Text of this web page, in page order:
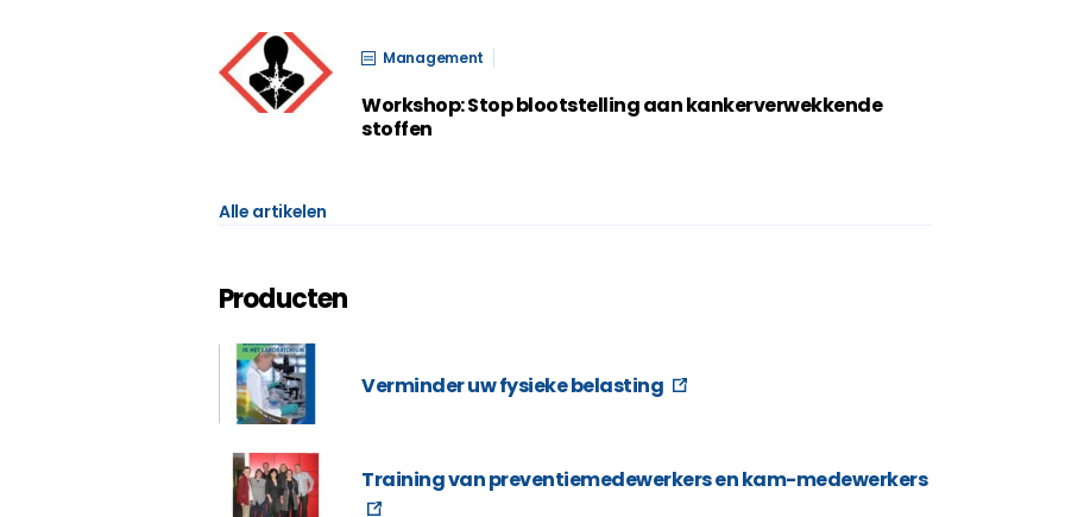
Management
Workshop: Stop blootstelling aan kankerverwekkende
stoffen
Alle artikelen
Producten
Verminder uw fysieke belasting
Training van preventiemedewerkers en kam-medewerkers